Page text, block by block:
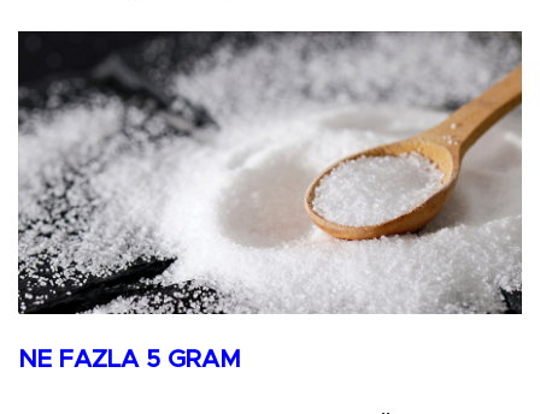
NE FAZLA 5 GRAM